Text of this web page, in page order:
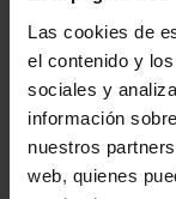
Las cookies de
el contenido y
sociales y
información
nuestros
web, quienes
ORDENAR POR: